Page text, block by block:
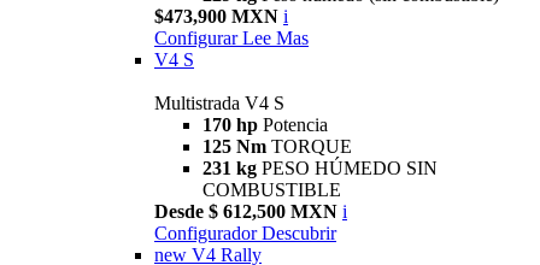
$473,900 MXN i
Configurar Lee Mas
V4 S
Multistrada V4 S
170 hp Potencia
125 Nm TORQUE
231 kg PESO HÚMEDO SIN
COMBUSTIBLE
Desde $ 612,500 MXN i
Configurador Descubrir
new V4 Rally